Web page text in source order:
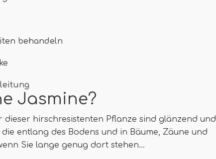
behandeln
Jasmine?
dieser hirschresistenten Pflanze sind glänzend und
entlang des Bodens und in Bäume, Zäune und
Sie lange genug dort stehen…